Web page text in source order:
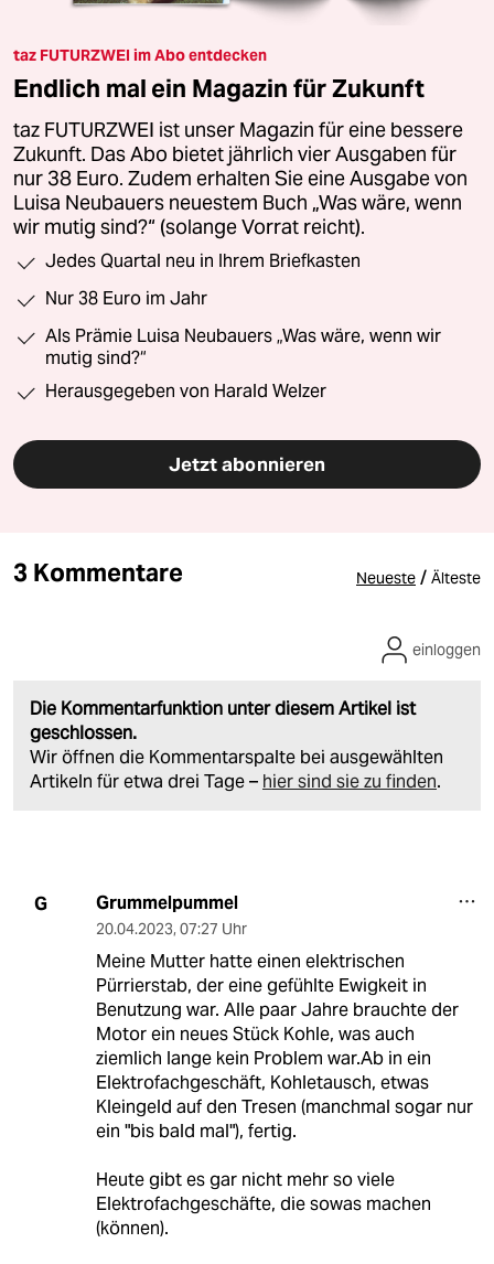
taz FUTURZWEI im Abo entdecken
Endlich mal ein Magazin für Zukunft
taz FUTURZWEI ist unser Magazin für eine bessere
Zukunft. Das Abo bietet jährlich vier Ausgaben für
nur 38 Euro. Zudem erhalten Sie eine Ausgabe von
Luisa Neubauers neuestem Buch „Was wäre, wenn
wir mutig sind?“ (solange Vorrat reicht).
Jedes Quartal neu in Ihrem Briefkasten
Nur 38 Euro im Jahr
Als Prämie Luisa Neubauers „Was wäre, wenn wir
mutig sind?“
Herausgegeben von Harald Welzer
Jetzt abonnieren
3 Kommentare Neueste / Älteste
Die Kommentarfunktion unter diesem Artikel ist
geschlossen.
Wir öffnen die Kommentarspalte bei ausgewählten
Artikeln für etwa drei Tage – hier sind sie zu finden.
einloggen
G Grummelpummel
20.04.2023, 07:27 Uhr
Meine Mutter hatte einen elektrischen
Pürrierstab, der eine gefühlte Ewigkeit in
Benutzung war. Alle paar Jahre brauchte der
Motor ein neues Stück Kohle, was auch
ziemlich lange kein Problem war.Ab in ein
Elektrofachgeschäft, Kohletausch, etwas
Kleingeld auf den Tresen (manchmal sogar nur
ein "bis bald mal"), fertig.
Heute gibt es gar nicht mehr so viele
Elektrofachgeschäfte, die sowas machen
(können).